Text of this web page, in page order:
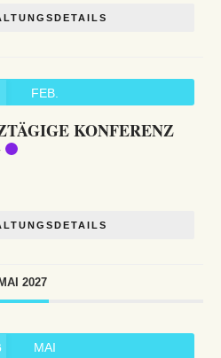
FEB.
KONFERENZ
MAI 2027
MAI